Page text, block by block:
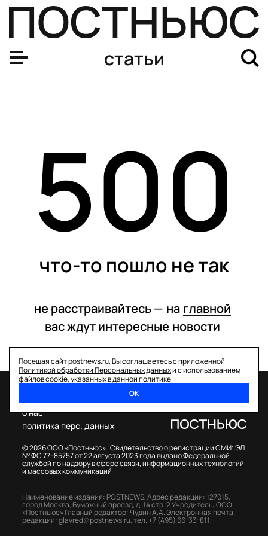
статьи
500
что-то пошло не так
не расстраивайтесь — на главной
вас ждут интересные новости
Посещая сайт postnews.ru, Вы соглашаетесь с приложенной
Политикой обработки Персональных данныхи с использованием
файлов cookie, указанных в данной политике.
ОК
© 2026 ООО «Постньюс» |Свидетельство о регистрации СМИ: ЭЛ
№ ФС 77–85757 от 22 августа 2023 года выдано Федеральной
службой по надзору в сфере связи, информационных технологий
и массовых коммуникаций
о нас
политика перс. данных
Наименование издания: POSTNEWS,Адрес редакции: 127015,
город Москва, Бумажный проезд, д. 14 стр. 2Учредитель: ООО
«Постньюс» Главный редактор: Чудин А.А.Электронная почта
редакции:glavred@postnews.ru,тел. +7 (495) 66-33-811